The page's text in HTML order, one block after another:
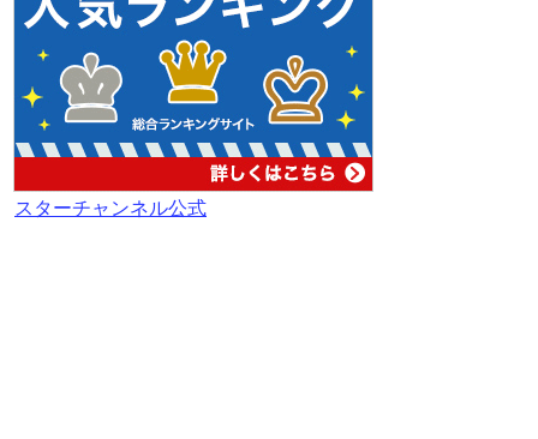
スターチャンネル公式